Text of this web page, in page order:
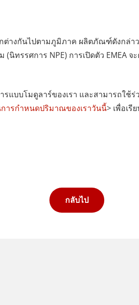
างกันไปตามภูมิภาค ผลิตภัณฑ์ดังกล่า
ทรรศการ NPE) การเปิดตัว EMEA
แบบโมดูลาร์ของเรา และสามารถใ
ารกำหนดปริมาณของเราวันนี้> เพื่อเรี
กลับไป